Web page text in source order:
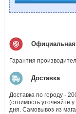
Официальная
Гарантия
Доставка
Доставка по городу -
(стоимость уточняйте
дня. Самовывоз из